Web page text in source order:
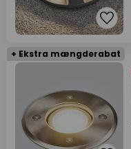
+ Ekstra mængderabat